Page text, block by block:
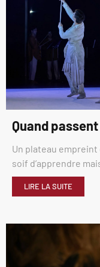
Quand
Un plateau
soif d’apprendre
LIRE LA SUITE